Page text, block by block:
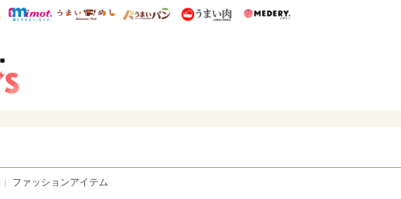
ウレぴあ総研 ディズニー特集
mimot. うまいめし うまいパン うまい肉
ファッションアイテム